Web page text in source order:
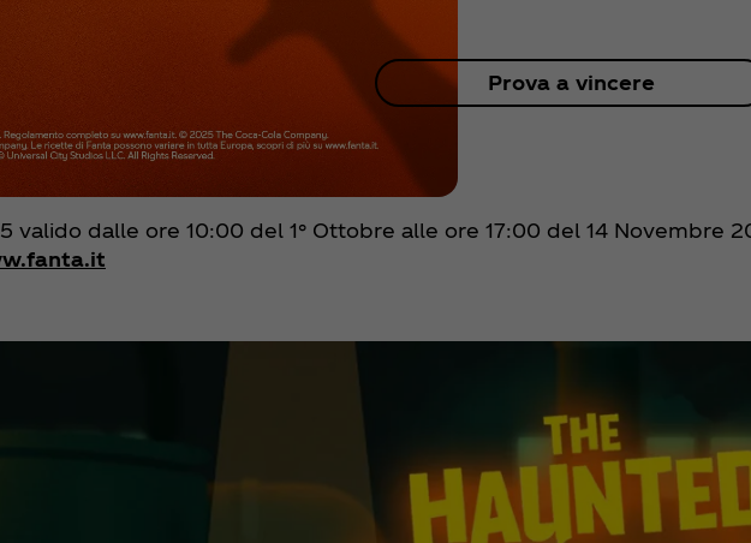
Prova a vincere
valido dalle ore 10:00 del 1° Ottobre alle ore 17:00 del 14 Novembre
t